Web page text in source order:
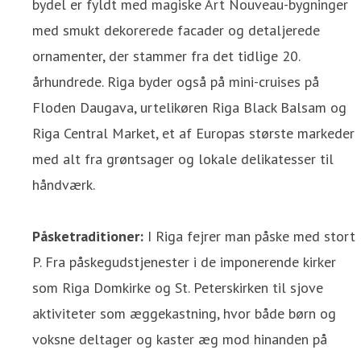
bydel er fyldt med magiske Art Nouveau-bygninger
med smukt dekorerede facader og detaljerede
ornamenter, der stammer fra det tidlige 20.
århundrede. Riga byder også på mini-cruises på
Floden Daugava, urtelikøren Riga Black Balsam og
Riga Central Market, et af Europas største markeder
med alt fra grøntsager og lokale delikatesser til
håndværk.
Påsketraditioner: I Riga fejrer man påske med stort
P. Fra påskegudstjenester i de imponerende kirker
som Riga Domkirke og St. Peterskirken til sjove
aktiviteter som æggekastning, hvor både børn og
voksne deltager og kaster æg mod hinanden på